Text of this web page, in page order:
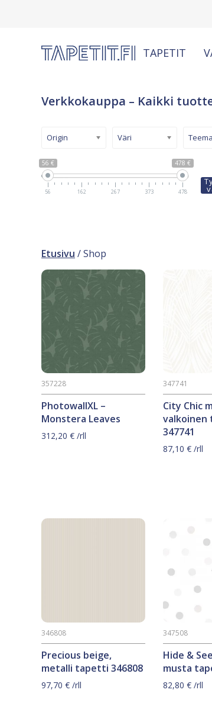
TAPETIT
Verkkokauppa – Kaikki
56 € 478 €
56 162 267 373 478
Origin Väri
Etusivu / Shop
PhotowallXL –
Monstera Leaves
357228
312,20 € /rll
City Chic
347741
347741
87,10 €/rll
Precious beige,
metalli tapetti 346808
346808
97,70 € /rll
Hide &
musta
347508
82,80 €/rll